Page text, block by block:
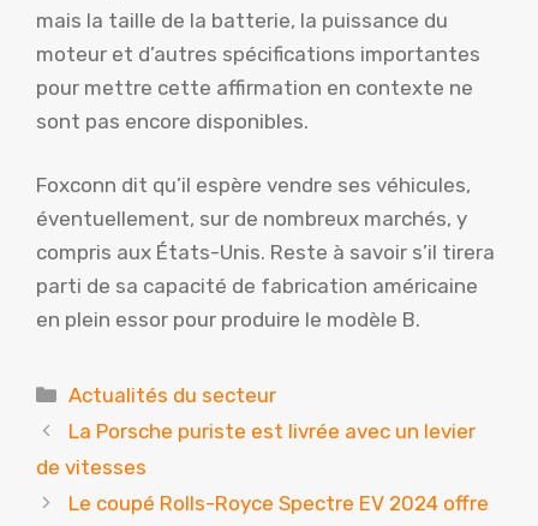
mais la taille de la batterie, la puissance du
moteur et d’autres spécifications importantes
pour mettre cette affirmation en contexte ne
sont pas encore disponibles.
Foxconn dit qu’il espère vendre ses véhicules,
éventuellement, sur de nombreux marchés, y
compris aux États-Unis. Reste à savoir s’il tirera
parti de sa capacité de fabrication américaine
en plein essor pour produire le modèle B.
Catégories
Actualités du secteur
La Porsche puriste est livrée avec un levier
de vitesses
Le coupé Rolls-Royce Spectre EV 2024 offre